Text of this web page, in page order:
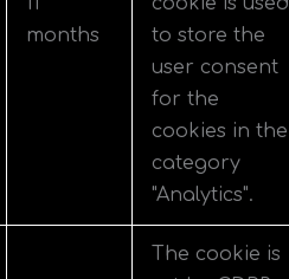
months
to store the
user consent
for the
cookies in the
category
"Analytics".
The cookie is